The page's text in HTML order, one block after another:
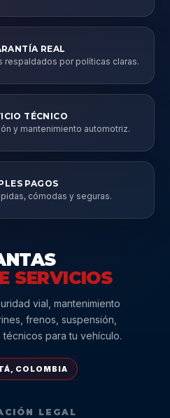
REAL
respaldados por políticas claras.
TÉCNICO
y mantenimiento automotriz.
PAGOS
cómodas y seguras.
SERVICIOS
vial, mantenimiento
frenos, suspensión,
para tu vehículo.
COLOMBIA
LEGAL